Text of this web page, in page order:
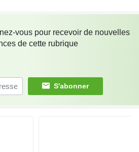
vous pour recevoir de nouvelles
de cette rubrique
S'abonner